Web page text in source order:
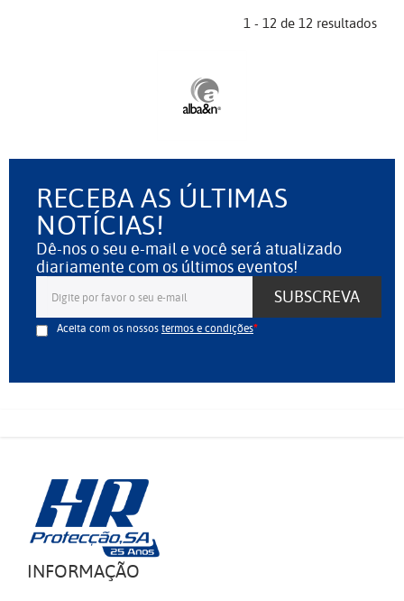
1 - 12 de 12 resultados
RECEBA AS ÚLTIMAS
NOTÍCIAS!
Dê-nos o seu e-mail e você será atualizado
diariamente com os últimos eventos!
SUBSCREVA
Aceita com os nossostermos e condições
INFORMAÇÃO